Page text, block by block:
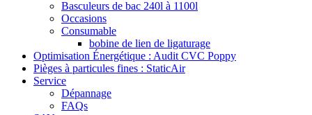
Basculeurs de bac 240l à 1100l
Occasions
Consumable
bobine de lien de ligaturage
Optimisation Énergétique : Audit CVC Poppy
Pièges à particules fines : StaticAir
Service
Dépannage
FAQs